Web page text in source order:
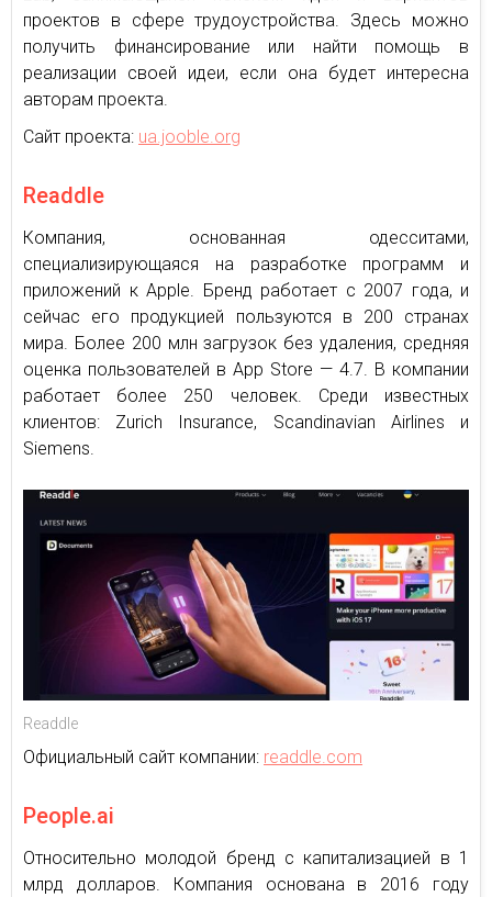
проектов в сфере трудоустройства. Здесь можно
получить финансирование или найти помощь в
реализации своей идеи, если она будет интересна
авторам проекта.
Сайт проекта: ua.jooble.org
Readdle
Компания, основанная одесситами,
специализирующаяся на разработке программ и
приложений к Apple. Бренд работает с 2007 года, и
сейчас его продукцией пользуются в 200 странах
мира. Более 200 млн загрузок без удаления, средняя
оценка пользователей в App Store — 4.7. В компании
работает более 250 человек. Среди известных
клиентов: Zurich Insurance, Scandinavian Airlines и
Siemens.
Readdle
Официальный сайт компании: readdle.com
People.ai
Относительно молодой бренд с капитализацией в 1
млрд долларов. Компания основана в 2016 году